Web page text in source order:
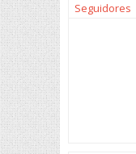
Seguidores